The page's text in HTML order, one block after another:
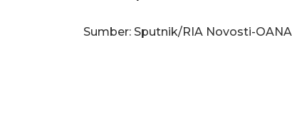
Sumber: Sputnik/RIA Novosti-OANA